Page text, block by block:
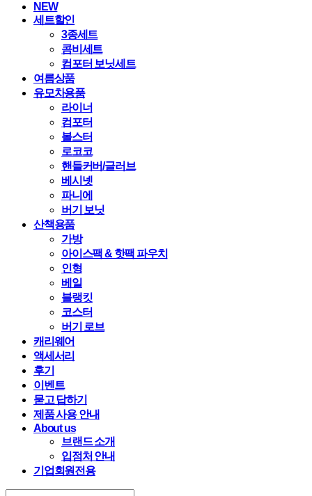
NEW
세트할인
3종세트
콤비세트
컴포터 보닛세트
여름상품
유모차용품
라이너
컴포터
볼스터
로코코
핸들커버/글러브
베시넷
파니에
버기 보닛
산책용품
가방
아이스팩 & 핫팩 파우치
인형
베일
블랭킷
코스터
버기 로브
캐리웨어
액세서리
후기
이벤트
묻고 답하기
제품 사용 안내
About us
브랜드 소개
입점처 안내
기업회원전용